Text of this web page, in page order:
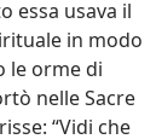
essa usava il
in modo
le orme di
nelle Sacre
“Vidi che